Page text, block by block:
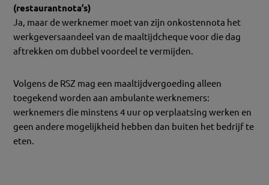
(restaurantnota’s)
Ja, maar de werknemer moet van zijn onkostennota het
werkgeversaandeel van de maaltijdcheque voor die dag
aftrekken om dubbel voordeel te vermijden.
Volgens de RSZ mag een maaltijdvergoeding alleen
toegekend worden aan ambulante werknemers:
werknemers die minstens 4 uur op verplaatsing werken en
geen andere mogelijkheid hebben dan buiten het bedrijf te
eten.